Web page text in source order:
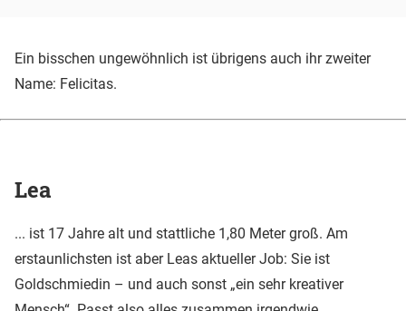
Ein bisschen ungewöhnlich ist übrigens auch ihr zweiter
Name: Felicitas.
Lea
... ist 17 Jahre alt und stattliche 1,80 Meter groß. Am
erstaunlichsten ist aber Leas aktueller Job: Sie ist
Goldschmiedin – und auch sonst „ein sehr kreativer